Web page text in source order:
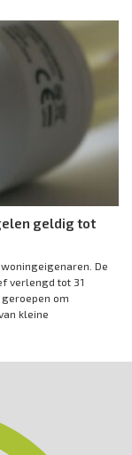
geldig tot
De
verlengd tot 31
om
kleine